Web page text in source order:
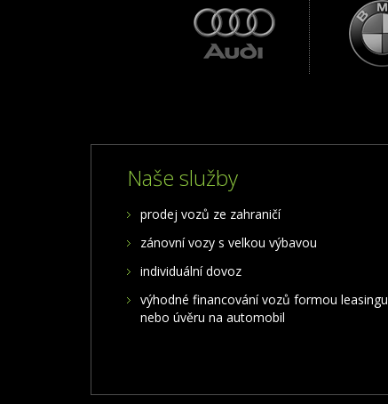
Naše služby
prodej vozů ze zahraničí
zánovní vozy s velkou výbavou
individuální dovoz
výhodné financování vozů formou leasingu
nebo úvěru na automobil